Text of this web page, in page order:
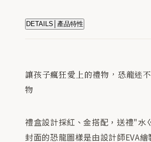
DETAILS│產品特性
讓孩子瘋狂愛上的禮物，恐龍迷
物
禮盒設計採紅、金搭配，送禮"水
封面的恐龍圖樣是由設計師EVA